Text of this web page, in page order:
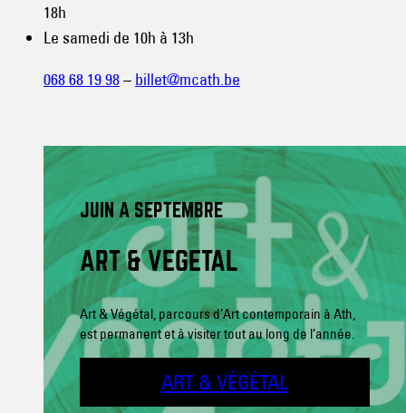
18h
Le samedi de 10h à 13h
068 68 19 98– billet@mcath.be
JUIN A SEPTEMBRE
ART & VÉGÉTAL
Art & Végétal, parcours d’Art contemporain à Ath,
est permanent et à visiter tout au long de l’année.
ART & VÉGÉTAL